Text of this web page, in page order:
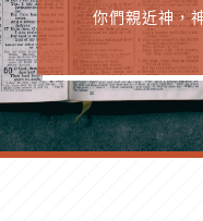
你們親近神，